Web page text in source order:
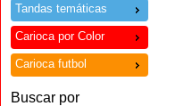
Tandas temáticas
Carioca por Color
Carioca futbol
Buscar por